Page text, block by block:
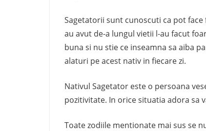
Sagetatorii sunt cunoscuti ca pot
au avut de-a lungul vietii l-au facut
buna si nu stie ce inseamna sa aiba
alaturi pe acest nativ in fiecare zi.
Nativul Sagetator este o persoana
pozitivitate. In orice situatia adora sa
Toate zodiile mentionate mai sus se